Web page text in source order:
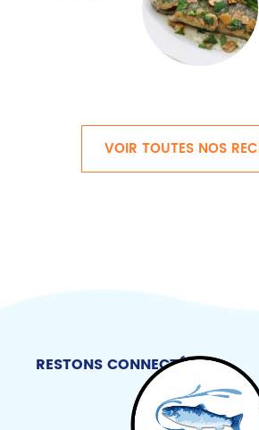
VOIR TOUTES NOS
RESTONS CONNECTÉS